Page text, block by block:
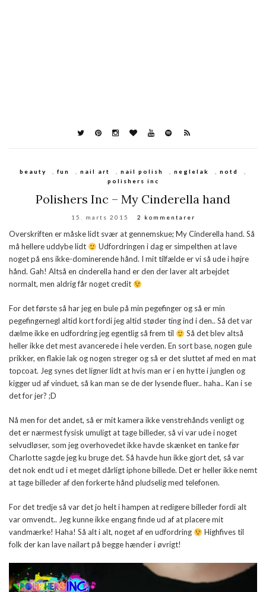
beauty , fun , nail art , nail polish , neglelak , notd
,
polishers inc
Polishers Inc – My Cinderella hand
15. marts 2015 2 kommentarer
Overskriften er måske lidt svær at gennemskue; My Cinderella hand. Så
må hellere uddybe lidt
Udfordringen i dag er simpelthen at lave
noget på ens ikke-dominerende hånd. I mit tilfælde er vi så ude i højre
hånd. Gah! Altså en cinderella hand er den der laver alt arbejdet
normalt, men aldrig får noget credit
For det første så har jeg en bule på min pegefinger og så er min
pegefingernegl altid kort fordi jeg altid støder ting ind i den.. Så det var
dælme ikke en udfordring jeg egentlig så frem til
Så det blev altså
heller ikke det mest avancerede i hele verden. En sort base, nogen gule
prikker, en flakie lak og nogen streger og så er det sluttet af med en mat
topcoat. Jeg synes det ligner lidt at hvis man er i en hytte i junglen og
kigger ud af vinduet, så kan man se de der lysende fluer.. haha.. Kan i se
det for jer? ;D
Nå men for det andet, så er mit kamera ikke venstrehånds venligt og
det er nærmest fysisk umuligt at tage billeder, så vi var ude i noget
selvudløser, som jeg overhovedet ikke havde skænket en tanke før
Charlotte sagde jeg ku bruge det. Så havde hun ikke gjort det, så var
det nok endt ud i et meget dårligt iphone billede. Det er heller ikke nemt
at tage billeder af den forkerte hånd pludselig med telefonen.
For det tredje så var det jo helt i hampen at redigere billeder fordi alt
var omvendt.. Jeg kunne ikke engang finde ud af at placere mit
vandmærke! Haha! Så alt i alt, noget af en udfordring
Highfives til
folk der kan lave nailart på begge hænder i øvrigt!